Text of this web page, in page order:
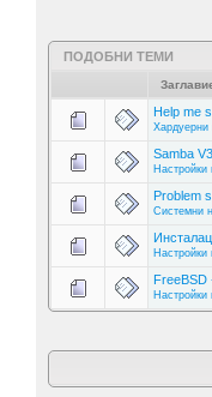
ПОДОБНИ ТЕМИ
Help me
Хардуерни
Samba
Настройки
Problem
Системни
Настройки
FreeBSD
Настройки